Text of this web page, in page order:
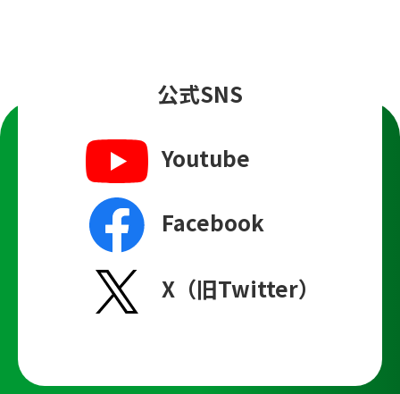
公式SNS
Youtube
Facebook
X（旧Twitter）